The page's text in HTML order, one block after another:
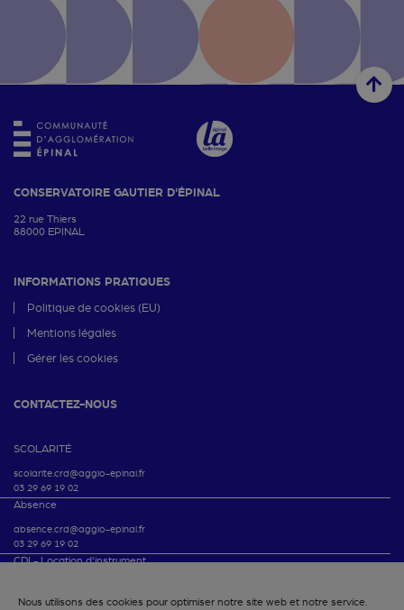
Nous utilisons des cookies pour optimiser notre site web et notre service.
CONSERVATOIRE GAUTIER D'ÉPINAL
22 rue Thiers
88000 EPINAL
INFORMATIONS PRATIQUES
Politique de cookies (EU)
Mentions légales
Gérer les cookies
CONTACTEZ-NOUS
SCOLARITÉ
scolarite.crd@agglo-epinal.fr
03 29 69 19 02
Absence
absence.crd@agglo-epinal.fr
03 29 69 19 02
CDI - Location d'instrument
03 29 69 19 09